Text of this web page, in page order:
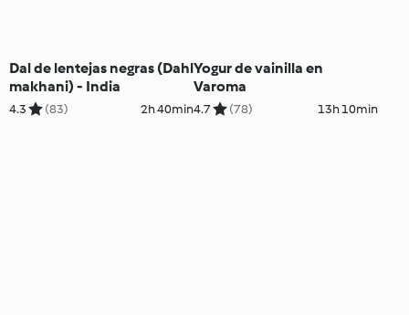
Dal de lentejas negras (Dahl
makhani) - India
4.3 (83) 2h 40min
Yogur de vainilla en
Varoma
4.7 (78) 13h 10min